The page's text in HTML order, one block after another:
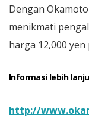
Dengan
menikmati
harga 12,000
Informasi lebih
http://